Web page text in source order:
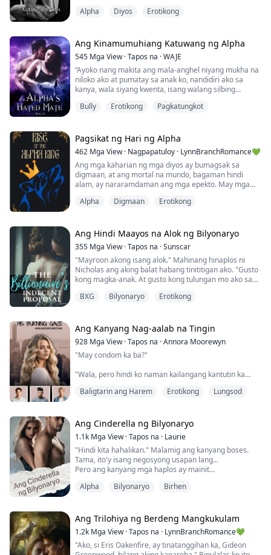
ako sa tadyang, dahilan para mapalipad ako pabalik sa
Pakiramdam ko'y parang bumagsak ang dibdib ko.
Akala ko'y masusuka na ako nang hawakan ni Hank
ang buhok ko at itinaas ang ulo ko. CRACK. Parang
sumabog ang ma...
Alpha Diyos Erotikong
Ang Kinamumuhiang Katuwang ng Alpha
545 Mga View·Tapos na ·WAJE
“Ayoko nang makita ang mala-anghel niyang mukha na
niloko ako at pumatay sa anak ko, nandidiri ako sa
kanya, wala siyang kwenta, isang walang silbing
ginantihan? Putang ina, mahal na mahal ko siya, binago
ibalik mo na lang siya kay Ryan...
Bully Erotikong Pagkatungkot
Pagsikat ng Hari ng Alpha
462 Mga View· Nagpapatuloy · LynnBranchRomance💚
Ang mga kaharian ng mga diyos ay bumagsak sa
digmaan, at ang mortal na mundo, bagaman hindi
alam, ay nararamdaman ang mga epekto. May mga
tao na kumakalat sa bawat sulok ng mundo, ngunit
Ang Gold Moon Pack ay namuhay sa kaguluhan noon,
ngunit ang matagal nang iginagalang na alpha ay
kakapasa lamang ng pamumuno sa kanya...
Alpha Digmaan Erotikong
Ang Hindi Maayos na Alok ng Bilyonaryo
355 Mga View·Tapos na ·Sunscar
"Mayroon akong isang alok." Mahinang hinaplos ni
Nicholas ang aking balat habang tinititigan ako. "Gusto
kong magka-anak. At gusto kong tulungan mo ako sa
"Kapalit nito, ibibigay ko sa'yo ang lahat ng maaari
Ulila at walang matatawag na tahanan, ang tanging
pag-asa ni Willow para sa kaligayahan ay ang
makapag-aral sa ...
BXG Bilyonaryo Erotikong
Ang Kanyang Nag-aalab na Tingin
928 Mga View·Tapos na ·Annora Moorewyn
"May condom ka ba?"
"Wala, pero hindi ko naman kailangang kantutin ka
minamasahe ang dibdib ko, at ang isa pang braso ay
umaabot sa leeg ko.
"Subukan mong huwag gumawa ng ingay," bulong niya
habang ipinasok ang kamay niya sa ilalim ng garter ng
leggings ko.
Si Leah ay isang 25-taong g...
Baligtarin ang Harem Erotikong Lungsod
Ang Cinderella ng Bilyonaryo
1.1k Mga View·Tapos na · Laurie
"Hindi kita hahalikan." Malamig ang kanyang boses.
Tama, ito'y isang negosyong usapan lang...
Pero ang kanyang mga haplos ay mainit
"Birhen ka ba?" bigla siyang tumitig sa akin...
Si Emma Wells, isang estudyanteng kolehiyo na malapit
nang magtapos. Siya'y inabuso at pinahirapan ng
kanyang madrastang si Jane at ang kanyang stepsister
na si Anna. Ang tanging pag-asa sa kanyan...
Alpha Bilyonaryo Birhen
Ang Trilohiya ng Berdeng Mangkukulam
1.2k Mga View·Tapos na · LynnBranchRomance💚
"Ako, si Eris Oakenfire, ay tinatanggihan ka, Gideon